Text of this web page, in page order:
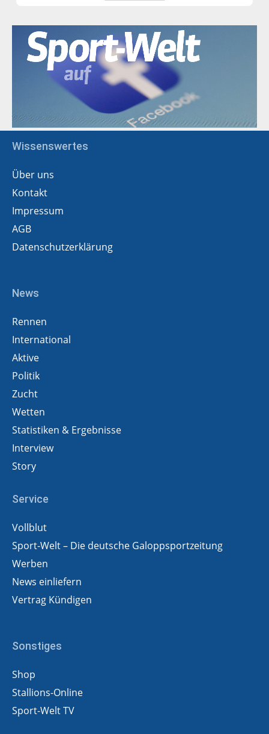
Wissenswertes
Über uns
Kontakt
Impressum
AGB
Datenschutzerklärung
News
Rennen
International
Aktive
Politik
Zucht
Wetten
Statistiken & Ergebnisse
Interview
Story
Service
Vollblut
Sport-Welt – Die deutsche Galoppsportzeitung
Werben
News einliefern
Vertrag Kündigen
Sonstiges
Shop
Stallions-Online
Sport-Welt TV